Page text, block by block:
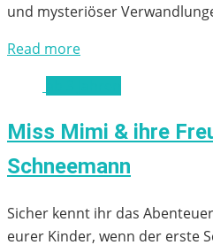
und mysteriöser
Read more
Miss Mimi & ihre
Schneemann
Sicher kennt ihr das
eurer Kinder, wenn der erste